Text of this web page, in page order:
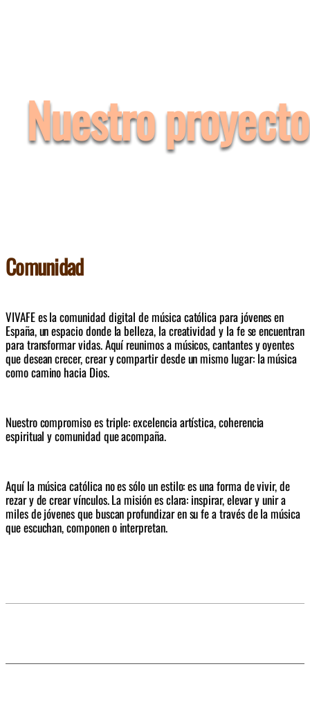
Nuestro proyecto
Comunidad
VIVAFE es la comunidad digital de música católica para jóvenes en
España, un espacio donde la belleza, la creatividad y la fe se encuentran
para transformar vidas. Aquí reunimos a músicos, cantantes y oyentes
que desean crecer, crear y compartir desde un mismo lugar: la música
como camino hacia Dios.
Nuestro compromiso es triple: excelencia artística, coherencia
espiritual y comunidad que acompaña.
Aquí la música católica no es sólo un estilo: es una forma de vivir, de
rezar y de crear vínculos. La misión es clara: inspirar, elevar y unir a
miles de jóvenes que buscan profundizar en su fe a través de la música
que escuchan, componen o interpretan.